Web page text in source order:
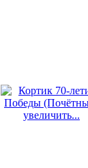
увеличить...